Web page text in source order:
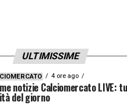
ULTIMISSIME
4 ore ago
notizie Calciomercato LIVE:
del giorno